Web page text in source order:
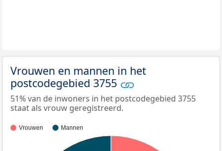
Vrouwen en mannen in het
postcodegebied 3755
51% van de inwoners in het postcodegebied 3755
staat als vrouw geregistreerd.
Vrouwen Mannen